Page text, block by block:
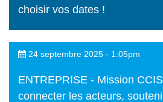
choisir vos dates !
24 septembre 2025 - 1:05pm
ENTREPRISE - Mission
connecter les acteurs,